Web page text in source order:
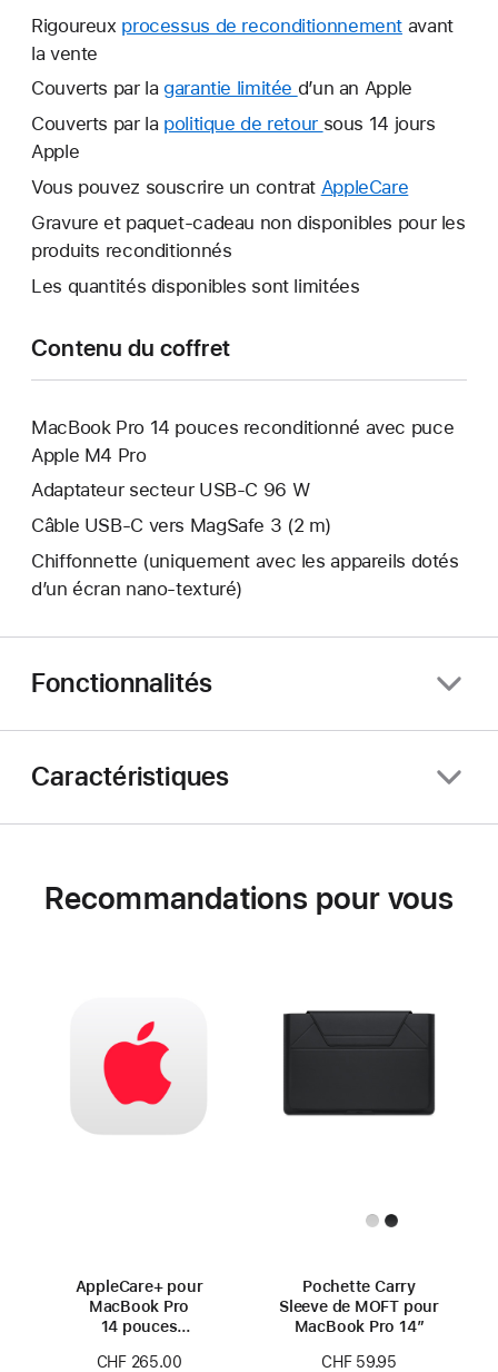
Rigoureux processus de reconditionnement avant
la vente
Couverts par la garantie limitée Une
nouvelle
d’un an Apple
Couverts par la politique de retour Une
fenêtre
sous 14 jours
Apple
Vous pouvez souscrire un contrat AppleCare
nouvelle
Gravure et paquet-cadeau non disponibles pour les
produits reconditionnés
Les quantités disponibles sont limitées
Contenu du coffret
MacBook Pro 14 pouces reconditionné avec puce
Apple M4 Pro
Adaptateur secteur USB‑C 96 W
Câble USB-C vers MagSafe 3 (2 m)
Chiffonnette (uniquement avec les appareils dotés
d’un écran nano‑texturé)
Fonctionnalités
Caractéristiques
Recommandations pour vous
AppleCare+ pour
MacBook Pro
14 pouces
CHF 265.00
Pochette Carry
Sleeve de MOFT pour
MacBook Pro 14″
CHF 59.95